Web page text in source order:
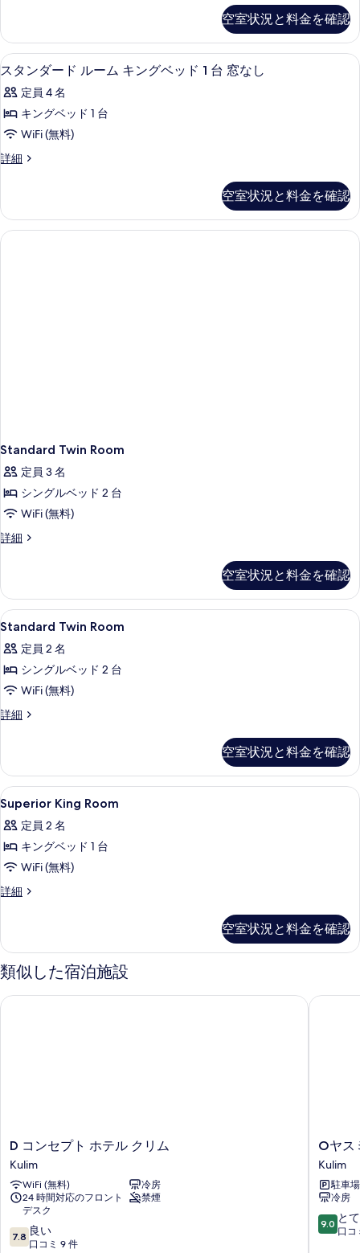
件
ン
ル
ー
ム
の
す
べ
写
真
ー
ド
ツ
ン
ル
ム
の
詳
空室状況と料金を確認
ス
タ
ン
ダ
ド
ー
ム
し
の
す
べ
て
真
を
表
示
す
る
スタンダード ルーム キングベッド 1
4
スタンダード ルーム キングベッド 1 台 窓なし
定員 4 名
キングベッド 1 台
WiFi (無料)
詳細
ス
ー
ド
ル
の
細
空室状況と料金を確認
Standard Twin Room
定員 3 名
シングルベッド 2 台
WiFi (無料)
詳細
Standard
詳
細
空室状況と料金を確認
Standard
Twin
Room
の
す
べ
写
真
を
表
示
す
セーフティボックス (室内)、デスク
4
Standard Twin Room
定員 2 名
シングルベッド 2 台
WiFi (無料)
詳細
Standard
詳
細
空室状況と料金を確認
Superior
King
Room
の
す
べ
写
真
を
セーフティボックス (室内)、デスク
3
Superior King Room
定員 2 名
キングベッド 1 台
WiFi (無料)
詳細
Superior
詳
細
空室状況と料金を確認
類似した宿泊施設
D
コ
ン
セ
プ
ホ
テ
D コンセプト ホテル クリム
Kulim
WiFi (無料)
冷房
24 時間対応のフロント
デスク
禁煙
10
段
7.8 良い
口コミ 9 件
D コンセプト ホテル クリム
O
ヤ
ス
ミ
ホ
テ
ル
Oヤス
Kulim
駐車
冷房
10
段
9.0 と
口コ
Oヤス